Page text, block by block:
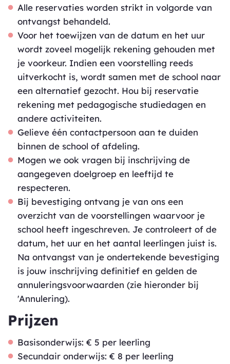
Alle reservaties worden strikt in volgorde van
ontvangst behandeld.
Voor het toewijzen van de datum en het uur
wordt zoveel mogelijk rekening gehouden met
je voorkeur. Indien een voorstelling reeds
uitverkocht is, wordt samen met de school naar
een alternatief gezocht. Hou bij reservatie
rekening met pedagogische studiedagen en
andere activiteiten.
Gelieve één contactpersoon aan te duiden
binnen de school of afdeling.
Mogen we ook vragen bij inschrijving de
aangegeven doelgroep en leeftijd te
respecteren.
Bij bevestiging ontvang je van ons een
overzicht van de voorstellingen waarvoor je
school heeft ingeschreven. Je controleert of de
datum, het uur en het aantal leerlingen juist is.
Na ontvangst van je ondertekende bevestiging
is jouw inschrijving definitief en gelden de
annuleringsvoorwaarden (zie hieronder bij
'Annulering).
Prijzen
Basisonderwijs: € 5 per leerling
Secundair onderwijs: € 8 per leerling